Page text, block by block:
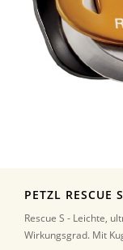
PETZL RESCUE
Rescue S - Leichte,
Wirkungsgrad. Mit